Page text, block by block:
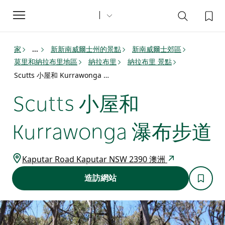
Toggle
navigation
家 ... 新新南威爾士州的景點
新南威爾士郊區
莫里和納拉布里地區
納拉布里
納拉布里 景點
Scutts 小屋和 Kurrawonga 瀑布步道
Scutts 小屋和
Kurrawonga 瀑布步道
Kaputar Road Kaputar NSW 2390 澳洲
造訪網站